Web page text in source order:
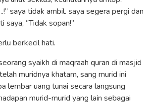
saya tidak ambil. saya segera pergi dan
saya, “Tidak sopan!”
berkecil hati.
syaikh di maqraah quran di masjid
muridnya khatam, sang murid ini
lembar uang tunai secara langsung
murid-murid yang lain sebagai